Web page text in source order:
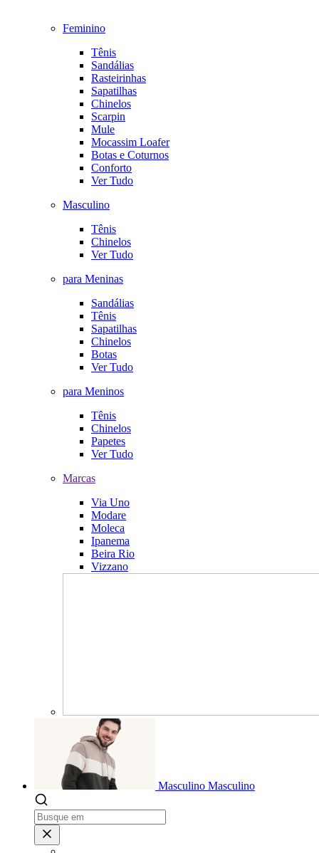
Feminino
Tênis
Sandálias
Rasteirinhas
Sapatilhas
Chinelos
Scarpin
Mule
Mocassim Loafer
Botas e Coturnos
Conforto
Ver Tudo
Masculino
Tênis
Chinelos
Ver Tudo
para Meninas
Sandálias
Tênis
Sapatilhas
Chinelos
Botas
Ver Tudo
para Meninos
Tênis
Chinelos
Papetes
Ver Tudo
Marcas
Via Uno
Modare
Moleca
Ipanema
Beira Rio
Vizzano
Masculino Masculino